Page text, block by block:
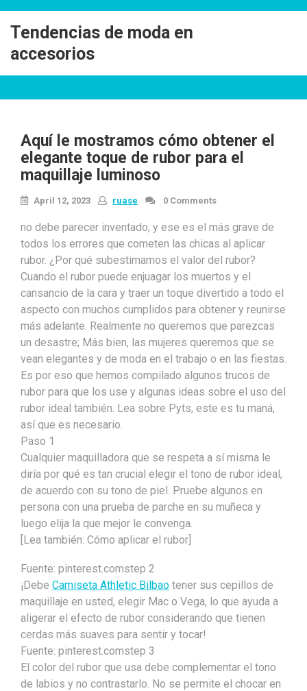
content
Tendencias de moda en
accesorios
Aquí le mostramos cómo obtener el
elegante toque de rubor para el
maquillaje luminoso
April 12, 2023 ruase 0 Comments
no debe parecer inventado, y ese es el más grave de
todos los errores que cometen las chicas al aplicar
rubor. ¿Por qué subestimamos el valor del rubor?
Cuando el rubor puede enjuagar los muertos y el
cansancio de la cara y traer un toque divertido a todo el
aspecto con muchos cumplidos para obtener y reunirse
más adelante. Realmente no queremos que parezcas
un desastre; Más bien, las mujeres queremos que se
vean elegantes y de moda en el trabajo o en las fiestas.
Es por eso que hemos compilado algunos trucos de
rubor para que los use y algunas ideas sobre el uso del
rubor ideal también. Lea sobre Pyts, este es tu maná,
así que es necesario.
Paso 1
Cualquier maquilladora que se respeta a sí misma le
diría por qué es tan crucial elegir el tono de rubor ideal,
de acuerdo con su tono de piel. Pruebe algunos en
persona con una prueba de parche en su muñeca y
luego elija la que mejor le convenga.
[Lea también: Cómo aplicar el rubor]
Fuente: pinterest.comstep 2
¡Debe Camiseta Athletic Bilbao tener sus cepillos de
maquillaje en usted, elegir Mac o Vega, lo que ayuda a
aligerar el efecto de rubor considerando que tienen
cerdas más suaves para sentir y tocar!
Fuente: pinterest.comstep 3
El color del rubor que usa debe complementar el tono
de labios y no contrastarlo. No se permite el chocar en